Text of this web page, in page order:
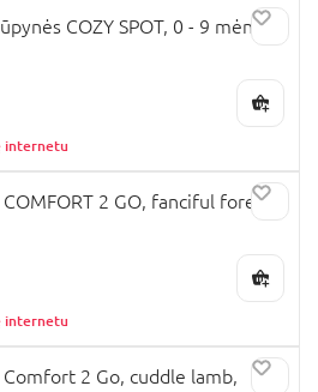
COZY SPOT, 0 - 9 mėn.,
internetu
2 GO, fanciful forest
internetu
Comfort 2 Go, cuddle lamb,